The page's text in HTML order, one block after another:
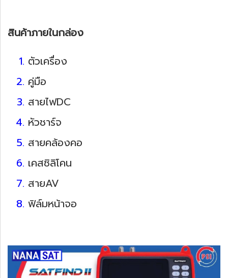
สินค้าภายในกล่อง
ตัวเครื่อง
คู่มือ
สายไฟDC
หัวชาร์จ
สายคล้องคอ
เคสซิลิโคน
สายAV
ฟิล์มหน้าจอ